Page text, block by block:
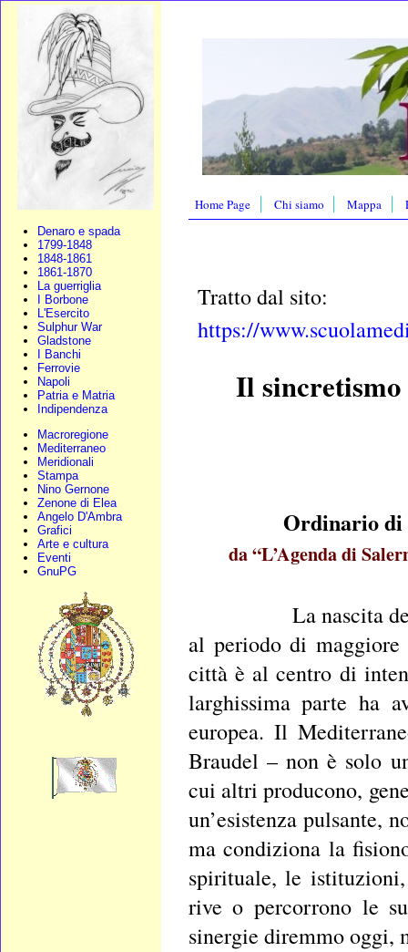
Denaro e spada
1799-1848
1848-1861
1861-1870
La guerriglia
I Borbone
L'Esercito
Sulphur War
Gladstone
I Banchi
Ferrovie
Napoli
Patria e Matria
Indipendenza
Macroregione
Mediterraneo
Meridionali
Stampa
Nino Gernone
Zenone di Elea
Angelo D'Ambra
Grafici
Arte e cultura
Eventi
GnuPG
Home Page Chi siamo Mappa
Tratto dal sito:
https://
Il sincretismo
Ordinario di
da “L’Agenda di
La nascita della
al periodo di
città è al centro di
larghissima parte ha
europea. Il
Braudel – non è solo
cui altri producono,
un’esistenza pulsante,
ma condiziona la
spirituale, le
rive o percorrono le
sinergie diremmo oggi,